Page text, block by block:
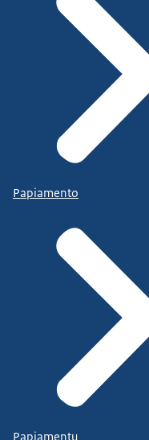
Papiamento
Papiamentu